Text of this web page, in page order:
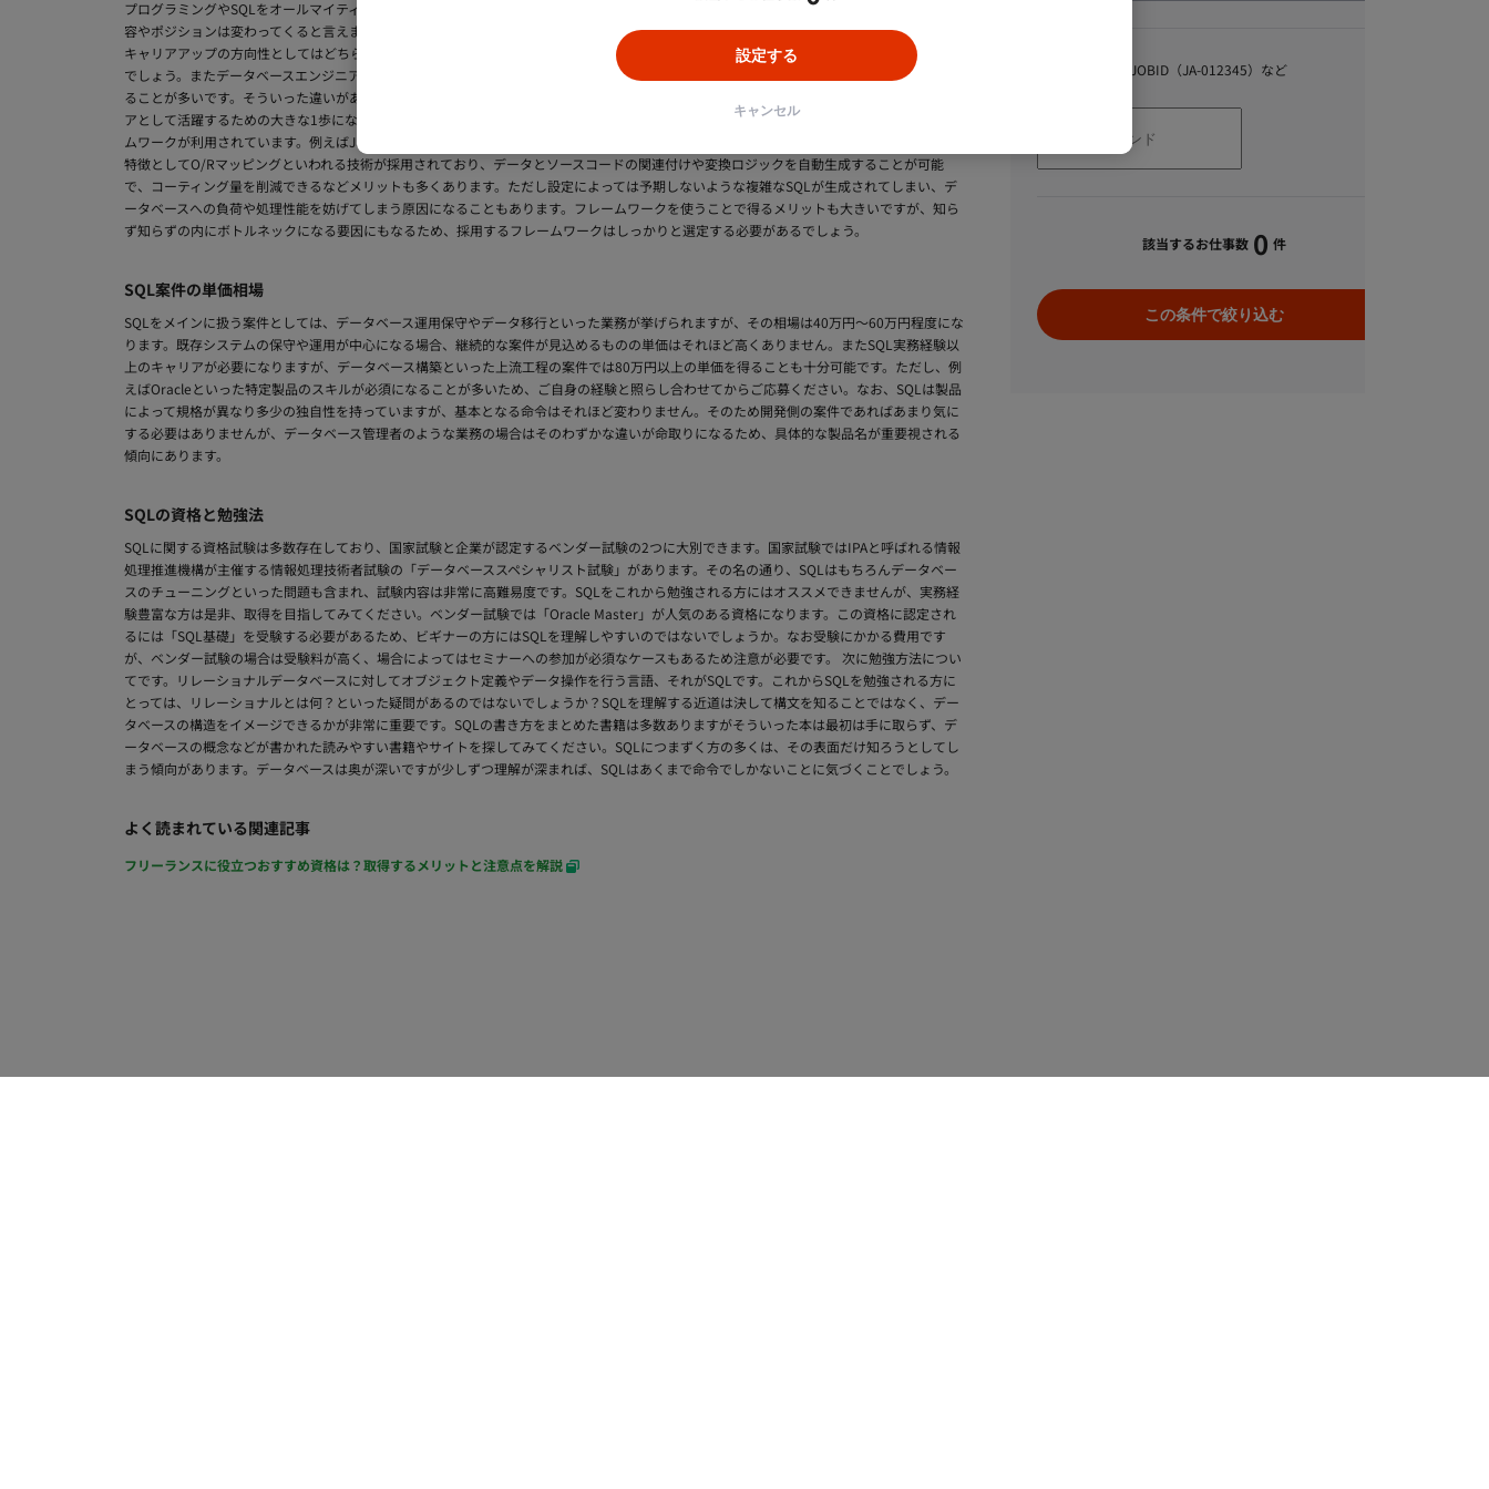
プログラミングやSQLをオールマイティに経験を積みたいのか、それともデータベースの導入や設計に興味があるのか、によって狙う業務内
容やポジションは変わってくると言えます。前者であればシステムエンジニア、後者はデータベースエンジニアといった職種で呼ばれます。
キャリアアップの方向性としてはどちらも最初はプログラマーとして経験を積み、ご自身の選択や仕事環境によって枝分かれすることになる
でしょう。またデータベースエンジニアは少数精鋭で編成されることが多い反面、システムエンジニアはクライアントや多数の技術者に関わ
ることが多いです。そういった違いがあるのも忘れないようにしてください。いずれにしてもSQLを知りデータに強くなることは、エンジニ
アとして活躍するための大きな1歩になります。 また、アプリケーションとデータベース間のSQL操作において、言語によって様々なフレー
ムワークが利用されています。例えばJavaの場合、「MyBatis」や「Hibernate」のようなフレームワークが現場ではよく使われています。
特徴としてO/Rマッピングといわれる技術が採用されており、データとソースコードの関連付けや変換ロジックを自動生成することが可能
で、コーティング量を削減できるなどメリットも多くあります。ただし設定によっては予期しないような複雑なSQLが生成されてしまい、デ
ータベースへの負荷や処理性能を妨げてしまう原因になることもあります。フレームワークを使うことで得るメリットも大きいですが、知ら
ず知らずの内にボトルネックになる要因にもなるため、採用するフレームワークはしっかりと選定する必要があるでしょう。
SQL案件の単価相場
SQLをメインに扱う案件としては、データベース運用保守やデータ移行といった業務が挙げられますが、その相場は40万円〜60万円程度にな
ります。既存システムの保守や運用が中心になる場合、継続的な案件が見込めるものの単価はそれほど高くありません。またSQL実務経験以
上のキャリアが必要になりますが、データベース構築といった上流工程の案件では80万円以上の単価を得ることも十分可能です。ただし、例
えばOracleといった特定製品のスキルが必須になることが多いため、ご自身の経験と照らし合わせてからご応募ください。なお、SQLは製品
によって規格が異なり多少の独自性を持っていますが、基本となる命令はそれほど変わりません。そのため開発側の案件であればあまり気に
する必要はありませんが、データベース管理者のような業務の場合はそのわずかな違いが命取りになるため、具体的な製品名が重要視される
傾向にあります。
SQLの資格と勉強法
SQLに関する資格試験は多数存在しており、国家試験と企業が認定するベンダー試験の2つに大別できます。国家試験ではIPAと呼ばれる情報
処理推進機構が主催する情報処理技術者試験の「データベーススペシャリスト試験」があります。その名の通り、SQLはもちろんデータベー
スのチューニングといった問題も含まれ、試験内容は非常に高難易度です。SQLをこれから勉強される方にはオススメできませんが、実務経
験豊富な方は是非、取得を目指してみてください。ベンダー試験では「Oracle Master」が人気のある資格になります。この資格に認定され
るには「SQL基礎」を受験する必要があるため、ビギナーの方にはSQLを理解しやすいのではないでしょうか。なお受験にかかる費用です
が、ベンダー試験の場合は受験料が高く、場合によってはセミナーへの参加が必須なケースもあるため注意が必要です。 次に勉強方法につい
てです。リレーショナルデータベースに対してオブジェクト定義やデータ操作を行う言語、それがSQLです。これからSQLを勉強される方に
とっては、リレーショナルとは何？といった疑問があるのではないでしょうか？SQLを理解する近道は決して構文を知ることではなく、デー
タベースの構造をイメージできるかが非常に重要です。SQLの書き方をまとめた書籍は多数ありますがそういった本は最初は手に取らず、デ
ータベースの概念などが書かれた読みやすい書籍やサイトを探してみてください。SQLにつまずく方の多くは、その表面だけ知ろうとしてし
まう傾向があります。データベースは奥が深いですが少しずつ理解が深まれば、SQLはあくまで命令でしかないことに気づくことでしょう。
よく読まれている関連記事
フリーランスに役立つおすすめ資格は？取得するメリットと注意点を解説
設定する
キャンセル
スキル、職種、JOBID（JA-012345）など
該当するお仕事数 0 件
この条件で絞り込む